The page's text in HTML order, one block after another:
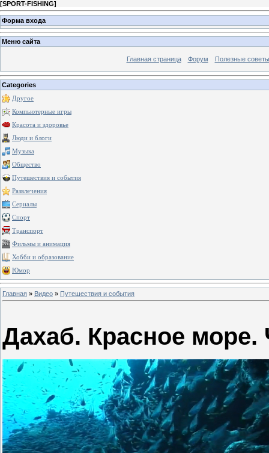
[SPORT-FISHING]
Форма входа
Меню сайта
Главная страница Форум Полезные советы
Categories
Другое
Компьютерные игры
Красота и здоровье
Люди и блоги
Музыка
Общество
Путешествия и события
Развлечения
Сериалы
Спорт
Транспорт
Фильмы и анимация
Хобби и образование
Юмор
Главная » Видео » Путешествия и события
Дахаб. Красное море.